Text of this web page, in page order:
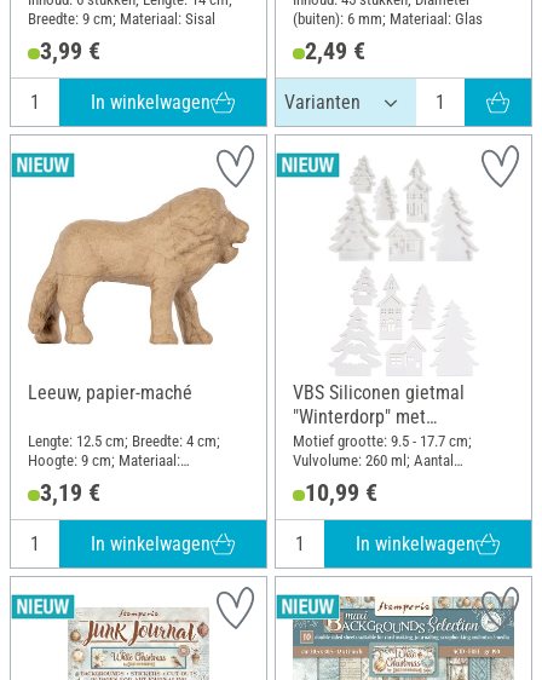
Breedte: 9 cm; Materiaal: Sisal
3,99 €
In winkelwagen
(buiten): 6 mm; Materiaal: Glas
2,49 €
Leeuw, papier-maché
Lengte: 12.5 cm; Breedte: 4 cm;
Hoogte: 9 cm; Materiaal:
3,19 €
In winkelwagen
VBS Siliconen gietmal
"Winterdorp" met
insteekrand
Motief grootte: 9.5 - 17.7 cm;
Vulvolume: 260 ml; Aantal
Siliconen
10,99 €
In winkelwagen